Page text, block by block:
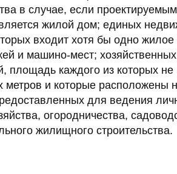
в случае, если
жилой дом; единых
входит хотя бы одно
и машино-мест;
площадь каждого из которых
метров и которые расположены
для ведения
огородничества,
жилищного строительства.